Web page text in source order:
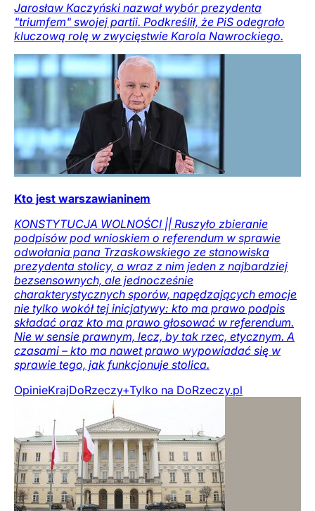
Jarosław Kaczyński nazwał wybór prezydenta
"triumfem" swojej partii. Podkreślił, że PiS odegrało
kluczową rolę w zwycięstwie Karola Nawrockiego.
Kto jest warszawianinem
KONSTYTUCJA WOLNOŚCI || Ruszyło zbieranie
podpisów pod wnioskiem o referendum w sprawie
odwołania pana Trzaskowskiego ze stanowiska
prezydenta stolicy, a wraz z nim jeden z najbardziej
bezsensownych, ale jednocześnie
charakterystycznych sporów, napędzających emocje
nie tylko wokół tej inicjatywy: kto ma prawo podpis
składać oraz kto ma prawo głosować w referendum.
Nie w sensie prawnym, lecz, by tak rzec, etycznym. A
czasami – kto ma nawet prawo wypowiadać się w
sprawie tego, jak funkcjonuje stolica.
OpinieKrajDoRzeczy+Tylko na DoRzeczy.pl